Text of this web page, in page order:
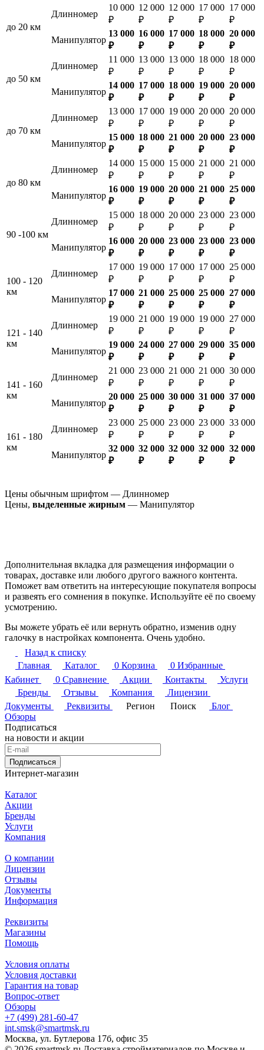
до 20 км
Длинномер
10 000
₽
12 000
₽
12 000
₽
17 000
₽
17 000
₽
Манипулятор
13 000
₽
16 000
₽
17 000
₽
18 000
₽
20 000
₽
до 50 км
Длинномер
11 000
₽
13 000
₽
13 000
₽
18 000
₽
18 000
₽
Манипулятор
14 000
₽
17 000
₽
18 000
₽
19 000
₽
20 000
₽
до 70 км
Длинномер
13 000
₽
17 000
₽
19 000
₽
20 000
₽
20 000
₽
Манипулятор
15 000
₽
18 000
₽
21 000
₽
20 000
₽
23 000
₽
до 80 км
Длинномер
14 000
₽
15 000
₽
15 000
₽
21 000
₽
21 000
₽
Манипулятор
16 000
₽
19 000
₽
20 000
₽
21 000
₽
25 000
₽
90 -100 км
Длинномер
15 000
₽
18 000
₽
20 000
₽
23 000
₽
23 000
₽
Манипулятор
16 000
₽
20 000
₽
23 000
₽
23 000
₽
23 000
₽
100 - 120
км
Длинномер
17 000
₽
19 000
₽
17 000
₽
17 000
₽
25 000
₽
Манипулятор
17 000
₽
21 000
₽
25 000
₽
25 000
₽
27 000
₽
121 - 140
км
Длинномер
19 000
₽
21 000
₽
19 000
₽
19 000
₽
27 000
₽
Манипулятор
19 000
₽
24 000
₽
27 000
₽
29 000
₽
35 000
₽
141 - 160
км
Длинномер
21 000
₽
23 000
₽
21 000
₽
21 000
₽
30 000
₽
Манипулятор
20 000
₽
25 000
₽
30 000
₽
31 000
₽
37 000
₽
161 - 180
км
Длинномер
23 000
₽
25 000
₽
23 000
₽
23 000
₽
33 000
₽
Манипулятор
32 000
₽
32 000
₽
32 000
₽
32 000
₽
32 000
₽
Цены обычным шрифтом — Длинномер
Цены, выделенные жирным — Манипулятор
Дополнительная вкладка для размещения информации о
товарах, доставке или любого другого важного контента.
Поможет вам ответить на интересующие покупателя вопросы
и развеять его сомнения в покупке. Используйте её по своему
усмотрению.
Вы можете убрать её или вернуть обратно, изменив одну
галочку в настройках компонента. Очень удобно.
Назад к списку
Главная
Каталог 0 Корзина 0 Избранные
Кабинет
0 Сравнение Акции Контакты
Услуги
Бренды
Отзывы Компания
Лицензии
Документы
Реквизиты Регион Поиск
Блог
Обзоры
Подписаться
на новости и акции
Подписаться
Интернет-магазин
Каталог
Акции
Бренды
Услуги
Компания
О компании
Лицензии
Отзывы
Документы
Информация
Реквизиты
Магазины
Помощь
Условия оплаты
Условия доставки
Гарантия на товар
Вопрос-ответ
Обзоры
+7 (499) 281-60-47
int.smsk@smartmsk.ru
Москва, ул. Бутлерова 17б, офис 35